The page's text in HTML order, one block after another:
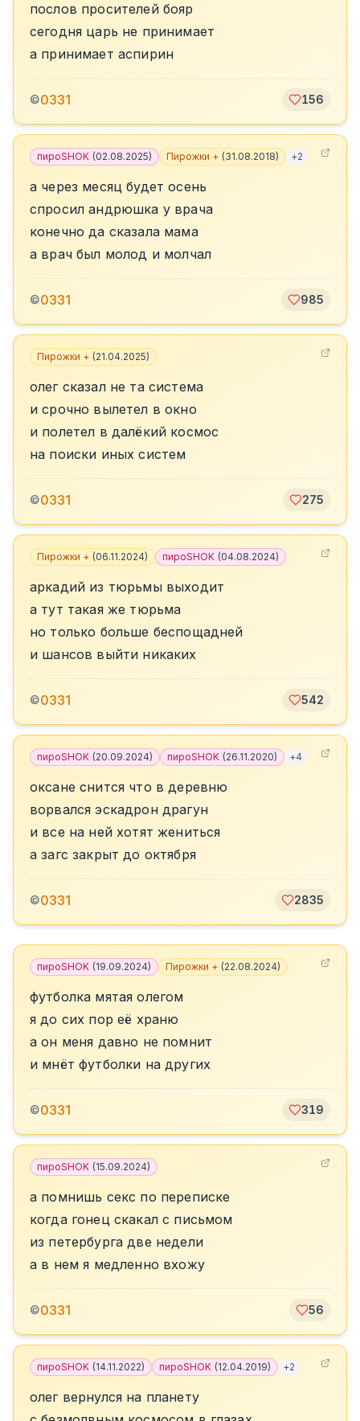
послов просителей бояр
сегодня царь не принимает
а принимает аспирин
©0331 156
пироSHOK (02.08.2025) Пирожки + (31.08.2018) +2
а через месяц будет осень
спросил андрюшка у врача
конечно да сказала мама
а врач был молод и молчал
©0331 985
Пирожки + (21.04.2025)
олег сказал не та система
и срочно вылетел в окно
и полетел в далёкий космос
на поиски иных систем
©0331 275
Пирожки + (06.11.2024) пироSHOK (04.08.2024)
аркадий из тюрьмы выходит
а тут такая же тюрьма
но только больше беспощадней
и шансов выйти никаких
©0331 542
пироSHOK (20.09.2024) пироSHOK (26.11.2020) +4
оксане снится что в деревню
ворвался эскадрон драгун
и все на ней хотят жениться
а загс закрыт до октября
©0331 2835
пироSHOK (19.09.2024) Пирожки + (22.08.2024)
футболка мятая олегом
я до сих пор её храню
а он меня давно не помнит
и мнёт футболки на других
©0331 319
пироSHOK (15.09.2024)
а помнишь секс по переписке
когда гонец скакал с письмом
из петербурга две недели
а в нем я медленно вхожу
©0331 56
пироSHOK (14.11.2022) пироSHOK (12.04.2019) +2
олег вернулся на планету